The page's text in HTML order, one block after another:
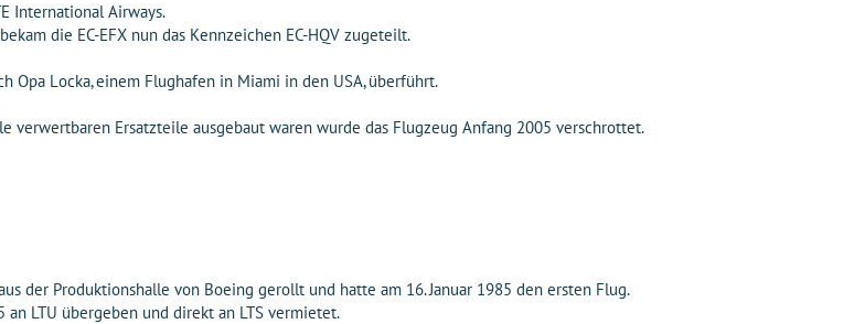
International Airways.
die EC-EFX nun das Kennzeichen EC-HQV zugeteilt.
Opa Locka, einem Flughafen in Miami in den USA, überführt.
verwertbaren Ersatzteile ausgebaut waren wurde das Flugzeug Anfang 2005 verschrottet.
der Produktionshalle von Boeing gerollt und hatte am 16. Januar 1985 den ersten Flug.
LTU übergeben und direkt an LTS vermietet.